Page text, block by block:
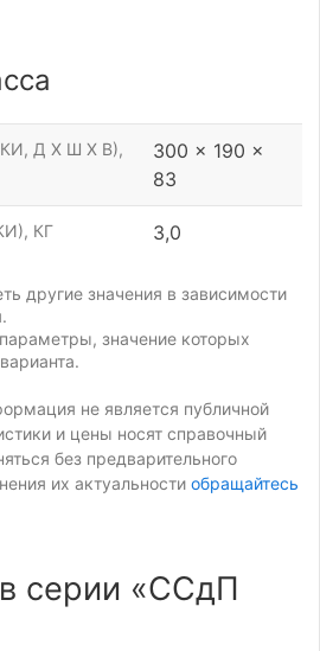
Д Х Ш Х В),
300 x 190 x
83
КГ 3,0
другие значения в зависимости
значение которых
не является публичной
и цены носят справочный
без предварительного
их актуальности обращайтесь
серии «ССдП